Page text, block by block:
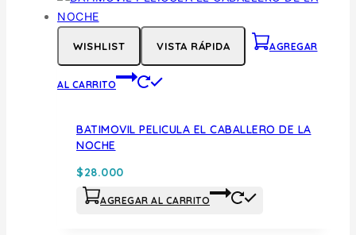
WISHLIST VISTA RÁPIDA AGREGAR
AL CARRITO
BATIMOVIL PELICULA EL CABALLERO DE LA
NOCHE
$28.000
AGREGAR AL CARRITO